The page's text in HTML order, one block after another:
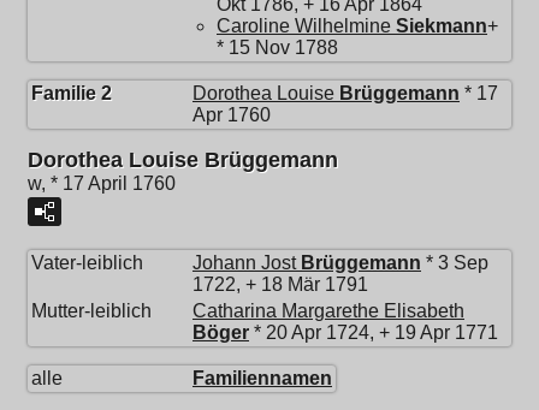
Okt 1786, + 16 Apr 1864
Caroline Wilhelmine Siekmann+
* 15 Nov 1788
Familie 2 Dorothea Louise Brüggemann * 17
Apr 1760
Dorothea Louise Brüggemann
w, * 17 April 1760
Vater-leiblich Johann Jost Brüggemann * 3 Sep
1722, + 18 Mär 1791
Mutter-leiblich
Catharina Margarethe Elisabeth
Böger * 20 Apr 1724, + 19 Apr 1771
alle Familiennamen